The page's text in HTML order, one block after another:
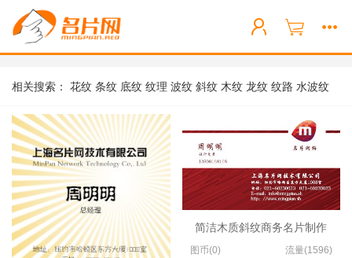
相关搜索： 花纹 条纹 底纹 纹理 波纹 斜纹 木纹 龙纹 纹路 水波纹
简洁木质斜纹商务名片制作
图币(0) 流量(1596)